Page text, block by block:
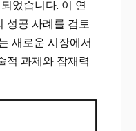
었습니다. 이 연
성공 사례를 검토
새로운 시장에서
적 과제와 잠재력